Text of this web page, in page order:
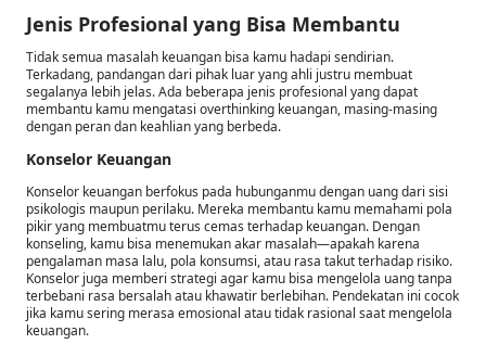
Jenis Profesional yang Bisa Membantu
Tidak semua masalah keuangan bisa kamu hadapi sendirian.
Terkadang, pandangan dari pihak luar yang ahli justru membuat
segalanya lebih jelas. Ada beberapa jenis profesional yang dapat
membantu kamu mengatasi overthinking keuangan, masing-masing
dengan peran dan keahlian yang berbeda.
Konselor Keuangan
Konselor keuangan berfokus pada hubunganmu dengan uang dari sisi
psikologis maupun perilaku. Mereka membantu kamu memahami pola
pikir yang membuatmu terus cemas terhadap keuangan. Dengan
konseling, kamu bisa menemukan akar masalah—apakah karena
pengalaman masa lalu, pola konsumsi, atau rasa takut terhadap risiko.
Konselor juga memberi strategi agar kamu bisa mengelola uang tanpa
terbebani rasa bersalah atau khawatir berlebihan. Pendekatan ini cocok
jika kamu sering merasa emosional atau tidak rasional saat mengelola
keuangan.